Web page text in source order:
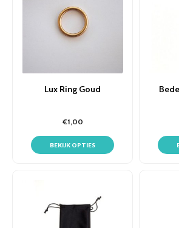
Lux Ring Goud
€1,00
BEKIJK OPTIES